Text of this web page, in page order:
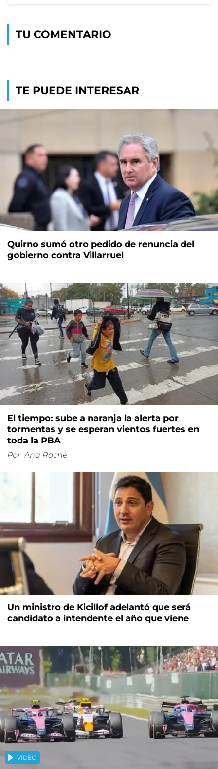
TU COMENTARIO
TE PUEDE INTERESAR
Quirno sumó otro pedido de renuncia del
gobierno contra Villarruel
El tiempo: sube a naranja la alerta por
tormentas y se esperan vientos fuertes en
toda la PBA
Por Ana Roche
Un ministro de Kicillof adelantó que será
candidato a intendente el año que viene
VIDEO